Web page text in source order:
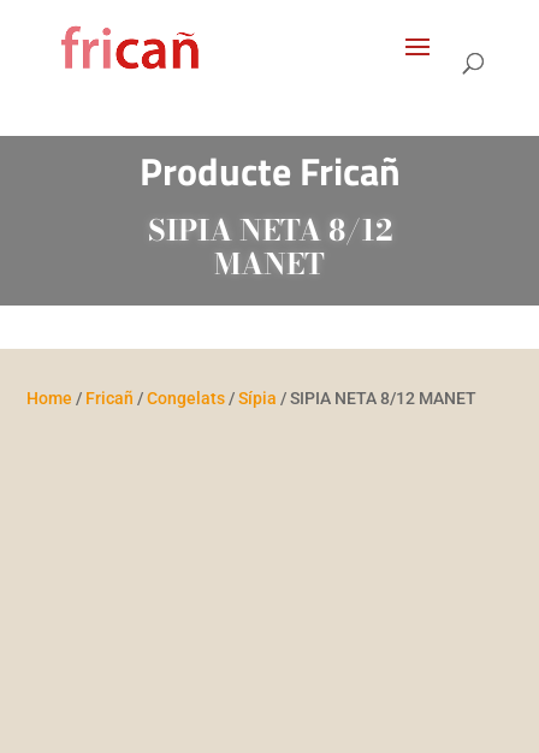
Producte Fricañ
SIPIA NETA 8/12
MANET
Home / Fricañ /Congelats/Sípia / SIPIA NETA 8/12 MANET